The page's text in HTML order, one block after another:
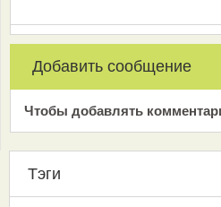
Добавить сообщение
Чтобы добавлять
Тэги